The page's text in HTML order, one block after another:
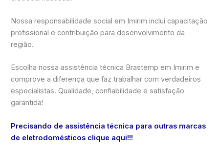
Nossa responsabilidade social em Imirim inclui capacitação
profissional e contribuição para desenvolvimento da
região.
Escolha nossa assistência técnica Brastemp em Imirim e
comprove a diferença que faz trabalhar com verdadeiros
especialistas. Qualidade, confiabilidade e satisfação
garantida!
Precisando de assistência técnica para outras marcas
de eletrodomésticos clique aqui!!!